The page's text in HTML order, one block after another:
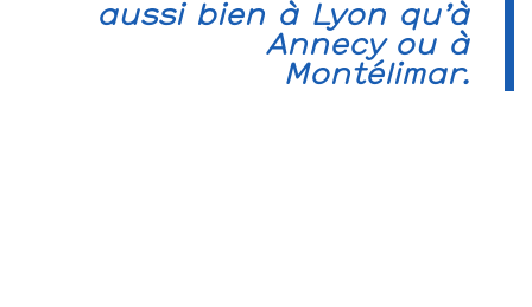
aussi bien à Lyon qu’à
Annecy ou à
Montélimar.